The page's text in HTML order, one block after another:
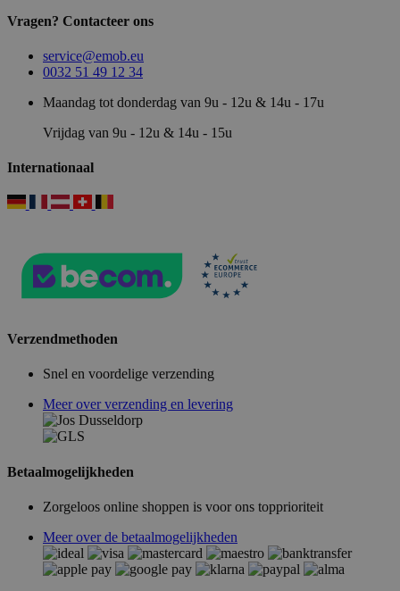
Vragen? Contacteer ons
service@emob.eu
0032 51 49 12 34
Maandag tot donderdag van 9u - 12u & 14u - 17u
Vrijdag van 9u - 12u & 14u - 15u
Internationaal
Verzendmethoden
Snel en voordelige verzending
Meer over verzending en levering
Betaalmogelijkheden
Zorgeloos online shoppen is voor ons topprioriteit
Meer over de betaalmogelijkheden